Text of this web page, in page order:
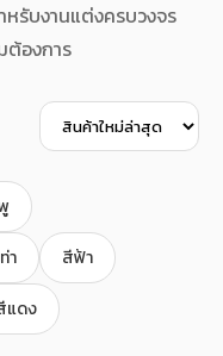
+
รับงานแต่งครบวงจร
ต้องการ
า สีฟ้า
แดง